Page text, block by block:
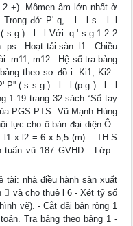
2 +). Mômen âm lớn nhất ở
đó: P' q, . l . l s . l .l
s g ) . l . l Với: q ' s g 1 2 2
ps : Hoạt tải sàn. l1 : Chiều
m11, m12 : Hệ số tra bảng
theo sơ đồ i. Ki1, Ki2 :
P'' ( s s g ) . l . l (p g ) . l . l
1-19 trang 32 sách “Sổ tay
PGS.PTS. Vũ Mạnh Hùng
lực cho ô bản đại diện Ô .
l1 x l2 = 6 x 5,5 (m). . TH.S
tuấn vũ 187 GVHD : Lớp :
tài: nhà điều hành sản xuất
 và cho thuê l 6 - Xét tỷ số
vẽ). - Cắt dải bản rộng 1
Tra bảng theo bảng 1 -